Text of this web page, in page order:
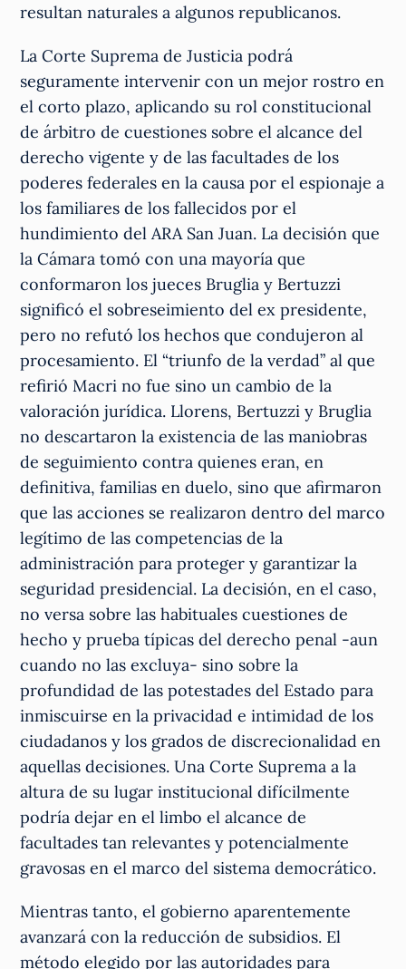
resultan naturales a algunos republicanos.
La Corte Suprema de Justicia podrá
seguramente intervenir con un mejor rostro en
el corto plazo, aplicando su rol constitucional
de árbitro de cuestiones sobre el alcance del
derecho vigente y de las facultades de los
poderes federales en la causa por el espionaje a
los familiares de los fallecidos por el
hundimiento del ARA San Juan. La decisión que
la Cámara tomó con una mayoría que
conformaron los jueces Bruglia y Bertuzzi
significó el sobreseimiento del ex presidente,
pero no refutó los hechos que condujeron al
procesamiento. El “triunfo de la verdad” al que
refirió Macri no fue sino un cambio de la
valoración jurídica. Llorens, Bertuzzi y Bruglia
no descartaron la existencia de las maniobras
de seguimiento contra quienes eran, en
definitiva, familias en duelo, sino que afirmaron
que las acciones se realizaron dentro del marco
legítimo de las competencias de la
administración para proteger y garantizar la
seguridad presidencial. La decisión, en el caso,
no versa sobre las habituales cuestiones de
hecho y prueba típicas del derecho penal -aun
cuando no las excluya- sino sobre la
profundidad de las potestades del Estado para
inmiscuirse en la privacidad e intimidad de los
ciudadanos y los grados de discrecionalidad en
aquellas decisiones. Una Corte Suprema a la
altura de su lugar institucional difícilmente
podría dejar en el limbo el alcance de
facultades tan relevantes y potencialmente
gravosas en el marco del sistema democrático.
Mientras tanto, el gobierno aparentemente
avanzará con la reducción de subsidios. El
método elegido por las autoridades para